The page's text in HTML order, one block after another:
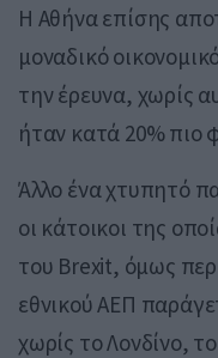
Η Αθήνα επίσης
μοναδικό
την έρευνα, χωρίς
ήταν κατά 20% πιο
Άλλο ένα χτυπητό
οι κάτοικοι της
του Brexit, όμως
εθνικού ΑΕΠ
χωρίς το Λονδίνο,